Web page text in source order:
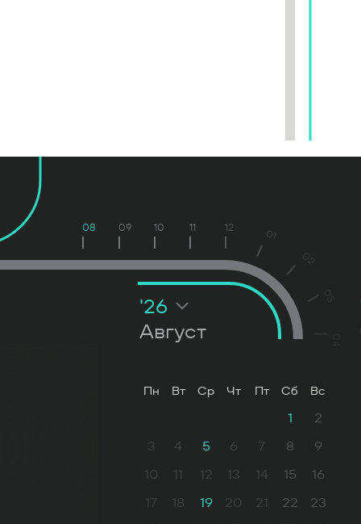
08 09 10 11 12 01
02
Август
'26
Пн Вт Ср Чт Пт Сб Вс
1
2
3
4 5 6 7 8
9
10
11 12 13 14 15
16
17
18 19 20 21 22
23